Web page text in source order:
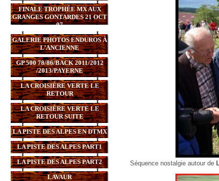
FINALE TROPHÉE MX AUX
GRANGES GONTARDES 21 OCT
07
GALERIE PHOTOS ENDUROS À
L’ANCIENNE
GP 500 78/86/BACK 2011/2012
/2013/PAYERNE
LA CROISIÈRE VERTE LE
RETOUR
LA CROISIÈRE VERTE LE
RETOUR SUITE
LA PISTE DES ALPES EN DTMX
LA PISTE DES ALPES PART1
LA PISTE DES ALPES PART2
LAVAUR
Séquence nostalgie autour de